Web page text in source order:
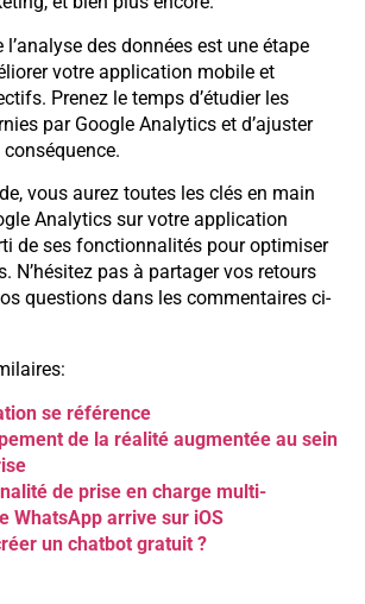
l’analyse des données est une étape
votre application mobile et
Prenez le temps d’étudier les
par Google Analytics et d’ajuster
vous aurez toutes les clés en main
Analytics sur votre application
de ses fonctionnalités pour optimiser
N’hésitez pas à partager vos retours
questions dans les commentaires ci-
se référence
de la réalité augmentée au sein
de prise en charge multi-
WhatsApp arrive sur iOS
un chatbot gratuit ?